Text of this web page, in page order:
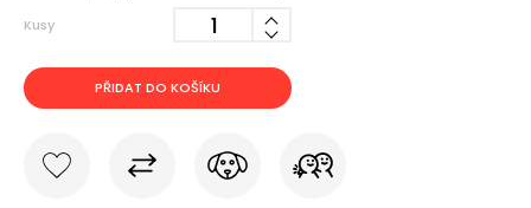
Kusy
PŘIDAT DO KOŠÍKU